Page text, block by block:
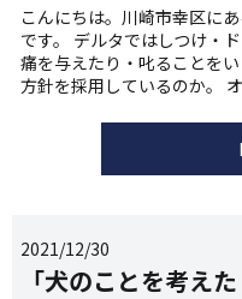
こんにちは。川崎市幸区に
です。 デルタではしつけ・
痛を与えたり・叱ることを
方針を採用しているのか。
2021/12/30
「犬のことを考え